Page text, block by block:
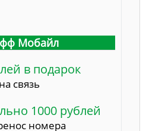
Мобайл
в подарок
на связь
1000 рублей
номера